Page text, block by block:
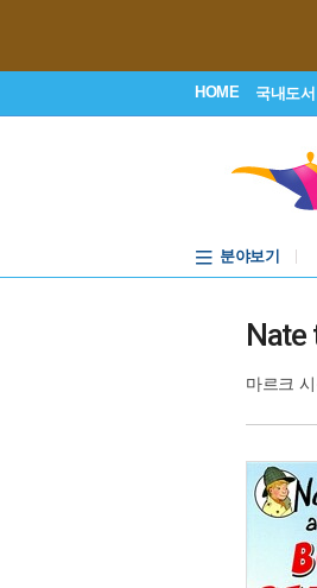
HOME 국내도서
분야보기
Nate
마르크